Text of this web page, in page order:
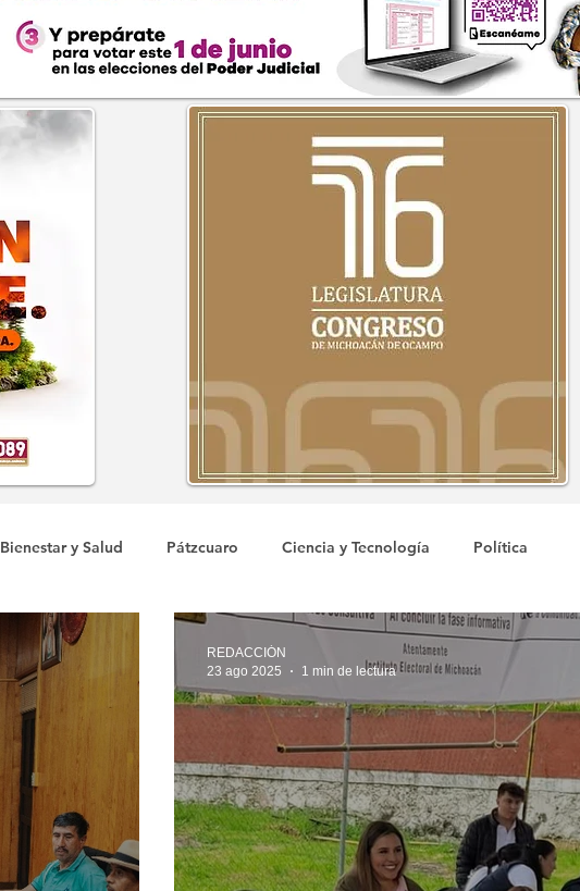
Bienestar y Salud Pátzcuaro Ciencia y Tecnología Política
REDACCIÓN
23 ago 2025
1 min de lectura